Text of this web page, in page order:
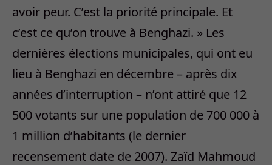
avoir peur. C’est la priorité principale. Et
c’est ce qu’on trouve à Benghazi. » Les
dernières élections municipales, qui ont eu
lieu à Benghazi en décembre – après dix
années d’interruption – n’ont attiré que 12
500 votants sur une population de 700 000 à
1 million d’habitants (le dernier
recensement date de 2007). Zaïd Mahmoud